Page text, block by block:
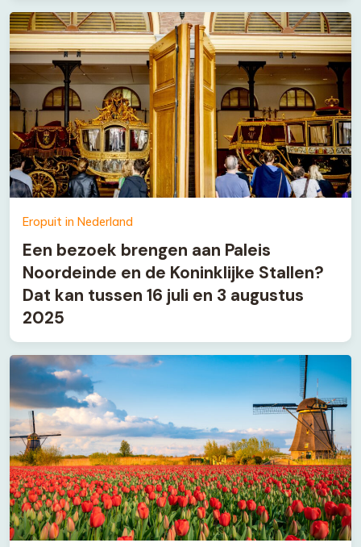
Eropuit in Nederland
Een bezoek brengen aan Paleis
Noordeinde en de Koninklijke Stallen?
Dat kan tussen 16 juli en 3 augustus
2025